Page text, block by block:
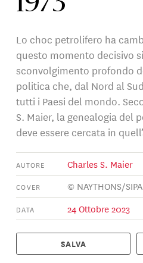
Lo choc petrolifero ha
questo momento decisivo
sconvolgimento profondo
politica che, dal Nord al
tutti i Paesi del mondo.
S. Maier, la genealogia del
deve essere cercata in
AUTORE Charles S. Maier
COVER © NAYTHONS/SIPA
DATA 24 Ottobre 2023
SALVA